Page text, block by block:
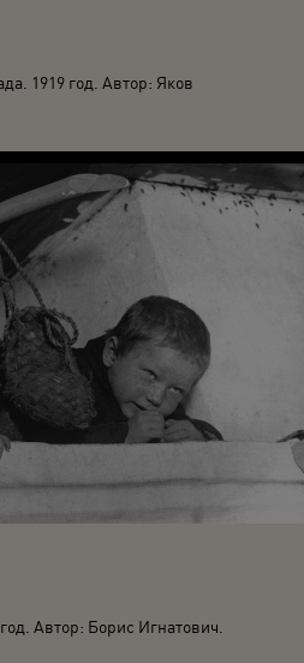
1919 год. Автор: Яков
Автор: Борис Игнатович.